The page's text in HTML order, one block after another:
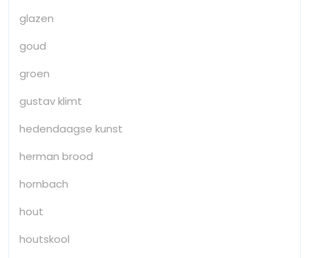
glazen
goud
groen
gustav klimt
hedendaagse kunst
herman brood
hornbach
hout
houtskool